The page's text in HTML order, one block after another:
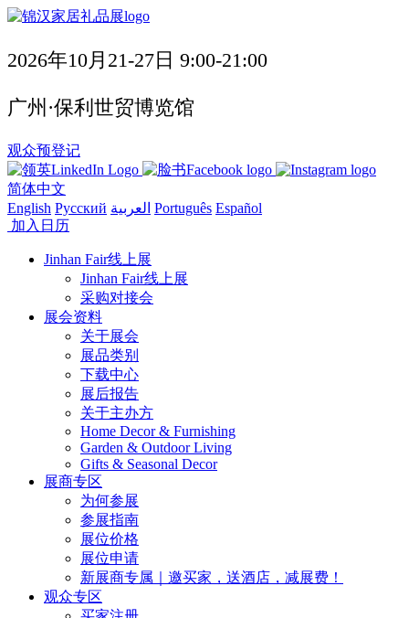
2026年10月21-27日 9:00-21:00
广州·保利世贸博览馆
观众预登记
简体中文
English Русский العربية Português Español
加入日历
Jinhan Fair线上展
Jinhan Fair线上展
采购对接会
展会资料
关于展会
展品类别
下载中心
展后报告
关于主办方
Home Decor & Furnishing
Garden & Outdoor Living
Gifts & Seasonal Decor
展商专区
为何参展
参展指南
展位价格
展位申请
新展商专属｜邀买家，送酒店，减展费！
观众专区